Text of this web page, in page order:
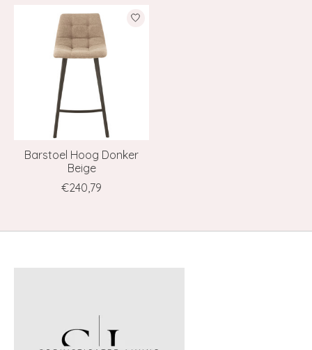
Items van productcarrousel
Barstoel Hoog Donker
Beige
€240,79